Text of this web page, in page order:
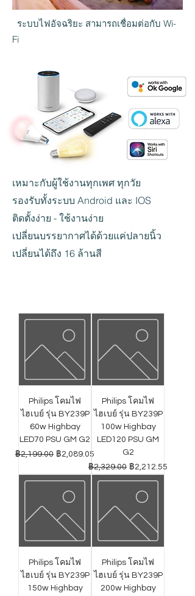
ระบบไฟอัจฉริยะ สามารถเชื่อมต่อกับ Wi-
Fi
เหมาะกับผู้ใช้งานทุกเพศ ทุกวัย
รองรับทั้งระบบ Android และ IOS
ติดตั้งง่าย - ใช้งานง่าย
เปลี่ยนบรรยากาศได้ด้วยแค่ปลายนิ้ว
เปลี่ยนได้ถึง 16 ล้านสี
Philips โคมไฟ
ไฮเบย์ รุ่น BY239P
60w Highbay
LED70 PSU GM G2
ราคาปกติ
฿2,199.00 ราคาขายลด
฿2,089.05
Philips โคมไฟ
ไฮเบย์ รุ่น BY239P
100w Highbay
LED120 PSU GM
G2
ราคาปกติ
฿2,329.00 ราคาขายลด
฿2,212.55
Philips โคมไฟ
ไฮเบย์ รุ่น BY239P
150w Highbay
Philips โคมไฟ
ไฮเบย์ รุ่น BY239P
200w Highbay